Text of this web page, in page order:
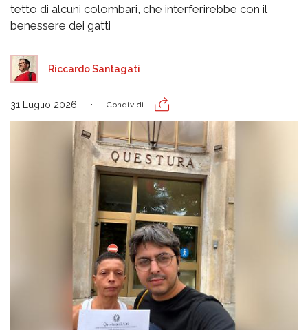
tetto di alcuni colombari, che interferirebbe con il
benessere dei gatti
Riccardo Santagati
31 Luglio 2026 Condividi